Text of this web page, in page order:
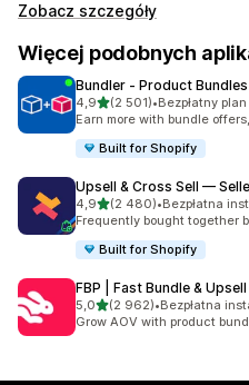
Zobacz szczegóły
Więcej podobnych
Bundler ‑ Product
4,9na 5 gwiazdek
(2 501)
Łączna liczba recenzji: 2501
•Bezpłatny
Earn more with bundle
Built for Shopify
Upsell & Cross Sell —
4,9na 5 gwiazdek
(2 480)
Łączna liczba recenzji: 2480
•Bezpłatna
Frequently bought together
Built for Shopify
FBP | Fast Bundle &
5,0na 5 gwiazdek
(2 962)
Łączna liczba recenzji: 2962
•Bezpłatna
Grow AOV with product